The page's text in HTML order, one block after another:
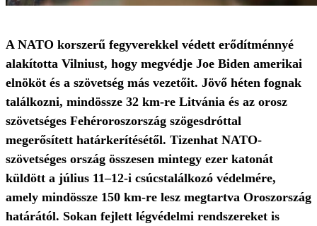
A NATO korszerű fegyverekkel védett erődítménnyé
alakította Vilniust, hogy megvédje Joe Biden amerikai
elnököt és a szövetség más vezetőit. Jövő héten fognak
találkozni, mindössze 32 km-re Litvánia és az orosz
szövetséges Fehéroroszország szögesdróttal
megerősített határkerítésétől. Tizenhat NATO-
szövetséges ország összesen mintegy ezer katonát
küldött a július 11–12-i csúcstalálkozó védelmére,
amely mindössze 150 km-re lesz megtartva Oroszország
határától. Sokan fejlett légvédelmi rendszereket is